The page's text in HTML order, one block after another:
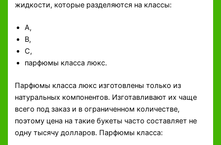
жидкости, которые разделяются на классы:
А,
В,
С,
парфюмы класса люкс.
Парфюмы класса люкс изготовлены только из
натуральных компонентов. Изготавливают их чаще
всего под заказ и в ограниченном количестве,
поэтому цена на такие букеты часто составляет не
одну тысячу долларов. Парфюмы класса: